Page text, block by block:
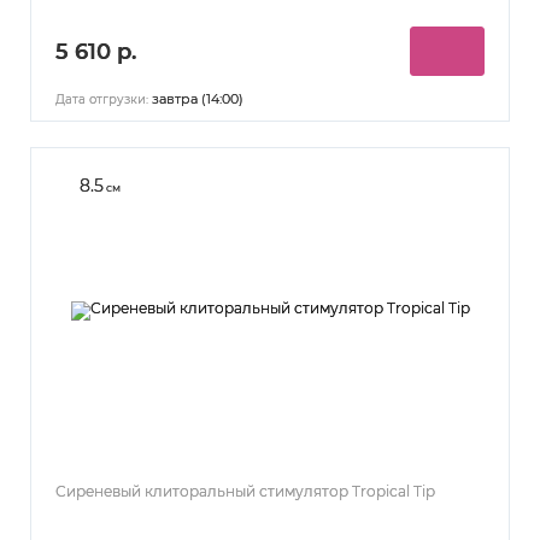
5 610 р.
Дата отгрузки: завтра (14:00)
8.5см
Сиреневый клиторальный стимулятор Tropical Tip